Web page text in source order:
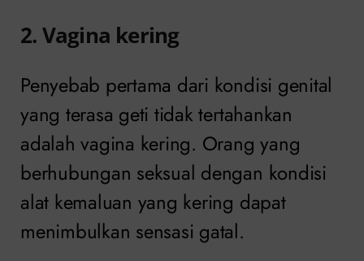
2. Vagina kering
Penyebab pertama dari kondisi genital
yang terasa geti tidak tertahankan
adalah vagina kering. Orang yang
berhubungan seksual dengan kondisi
alat kemaluan yang kering dapat
menimbulkan sensasi gatal.